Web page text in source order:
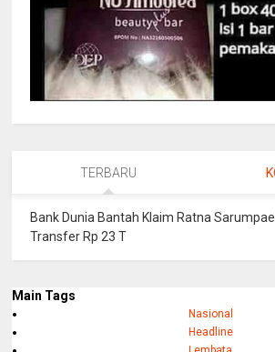
TERBARU
Bank Dunia Bantah Klaim Ratna
Transfer Rp 23 T
Main Tags
Nasional
Headline